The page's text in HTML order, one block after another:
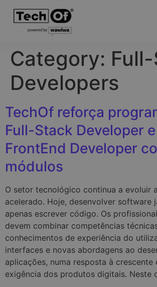
Category:
Developers
TechOf reforça
Full-Stack Developer e
FrontEnd Developer
módulos
O setor tecnológico continua a evoluir
acelerado. Hoje, desenvolver software
apenas escrever código. Os
devem combinar competências
conhecimentos de experiência do
interfaces e novas abordagens ao
aplicações, numa resposta à crescente
exigência dos produtos digitais. Neste